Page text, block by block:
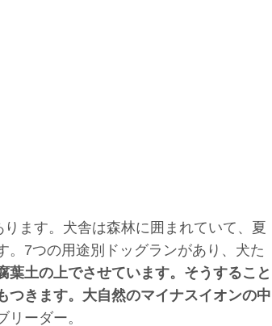
ます。犬舎は森林に囲まれていて、夏
7つの用途別ドッグランがあり、犬た
葉土の上でさせています。そうすること
つきます。大自然のマイナスイオンの中
リーダー。